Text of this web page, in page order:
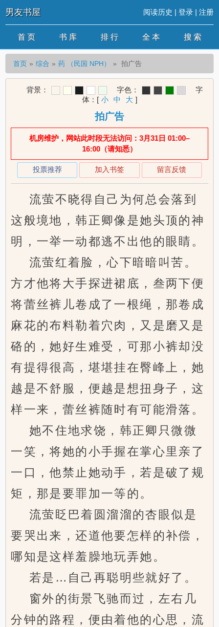
男友书屋 阅读历史 | 登录| 注册
首 页 书 库 排 行 全 本 搜 索
首页 综合 药 （民国 NPH） 拍广告
背景： 字色：
字
体： [ 小 中 大 ]
拍广告
机房维护，网站此时段无法访问：3月31日 01:00–
16:00（请知悉）
投票推荐 加入书签 留言反馈
流萤不晓得自己为何总会落到
这般境地，韩正卿像是她头顶的神
明，一举一动都逃不出他的眼睛。
流萤红着脸，心下暗暗叫苦。
方才他将大手探进裙底，叁两下便
将蕾丝裤儿卷成了一根绳，那卷成
麻花的布料勒着穴肉，又是磨又是
硌的，她好生难受，可那小裤却没
有提得很高，堪堪挂在臀峰上，她
越是不舒服，便越是想扭身子，这
样一来，蕾丝裤随时有可能滑落。
她不住地求饶，韩正卿只微微
一笑，将她的小手握在掌心里亲了
一口，他禁止她动手，若是破了规
矩，那是要罪加一等的。
流萤眨巴着圆溜溜的杏眼似是
要哭出来，还道他要怎样的补偿，
哪知是这样羞臊地玩弄她。
若是…自己再聪明些就好了。
窗外的街景飞驰而过，左右几
分钟的路程，便由着他的心思，流